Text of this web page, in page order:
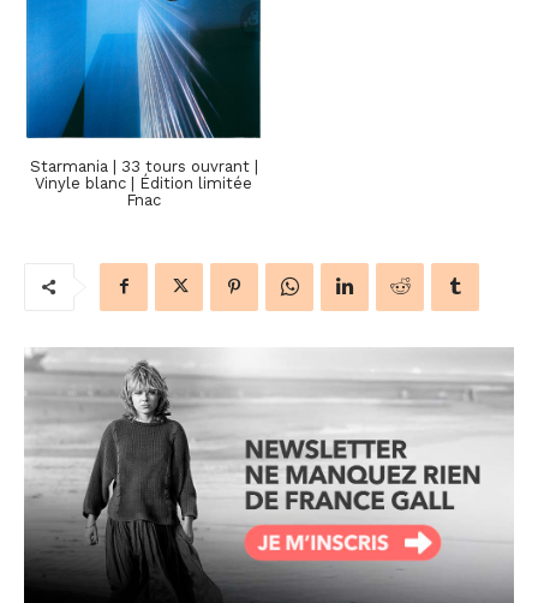
Starmania | 33 tours ouvrant |
Vinyle blanc | Édition limitée
Fnac